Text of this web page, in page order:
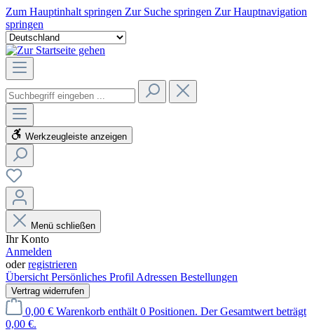
Zum Hauptinhalt springen Zur Suche springen Zur Hauptnavigation
springen
Werkzeugleiste anzeigen
Menü schließen
Ihr Konto
Anmelden
oderregistrieren
Übersicht Persönliches Profil Adressen Bestellungen
Vertrag widerrufen
0,00 € Warenkorb enthält 0 Positionen. Der Gesamtwert beträgt
0,00 €.